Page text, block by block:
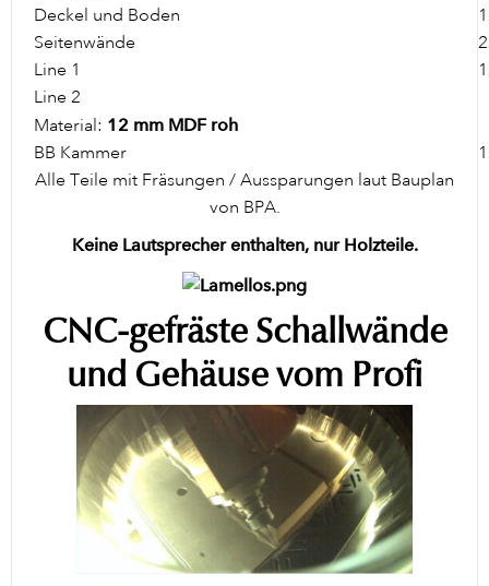
Deckel und Boden
Seitenwände
Line 1
Line 2
Material: 12 mm MDF roh
BB Kammer
Alle Teile mit Fräsungen / Aussparungen laut Bauplan
von BPA.
Keine Lautsprecher enthalten, nur Holzteile.
CNC-gefräste Schallwände
und Gehäuse vom Profi